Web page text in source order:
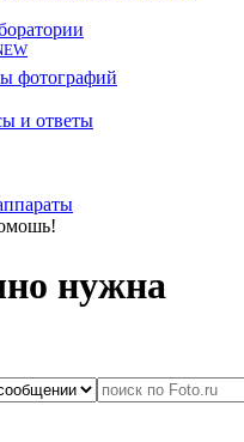
фотографий
и ответы
нужна